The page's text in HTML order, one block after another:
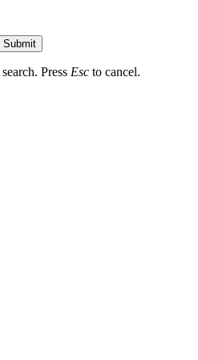
Submit
Press Esc to cancel.